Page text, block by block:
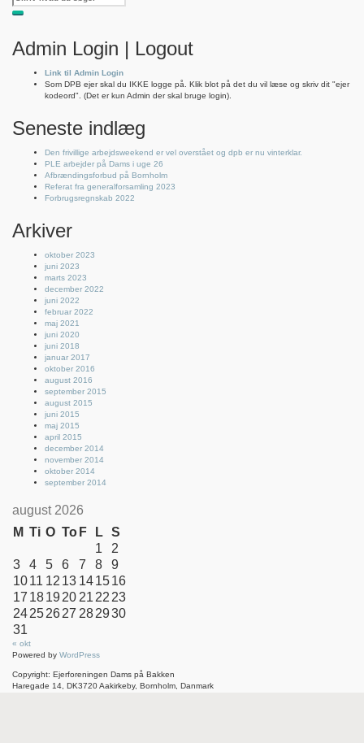
Admin Login | Logout
Link til Admin Login
Som DPB ejer skal du IKKE logge på. Klik blot på det du vil læse og skriv dit "ejer
kodeord". (Det er kun Admin der skal bruge login).
Seneste indlæg
Den frivillige arbejdsweekend er vel overstået og dpb er nu vinterklar.
PLE arbejder på Dams i uge 26
Afbrændingsforbud på Bornholm
Referat fra generalforsamling 2023
Forbrugsregnskab 2022
Arkiver
oktober 2023
juni 2023
marts 2023
december 2022
juni 2022
februar 2022
maj 2021
juni 2020
juni 2018
januar 2017
oktober 2016
august 2016
september 2015
august 2015
juni 2015
maj 2015
april 2015
december 2014
november 2014
oktober 2014
september 2014
august 2026
M Ti O To F L S
1
2
3
4 5 6 7 8
9
1011 12 13 141516
17 181920 21 22 23
24252627 282930
31
« okt
Powered by WordPress
Copyright: Ejerforeningen Dams på Bakken
Haregade 14, DK3720 Aakirkeby, Bornholm, Danmark